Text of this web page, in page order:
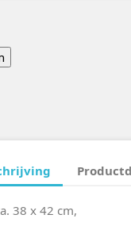
38 x 42 cm,